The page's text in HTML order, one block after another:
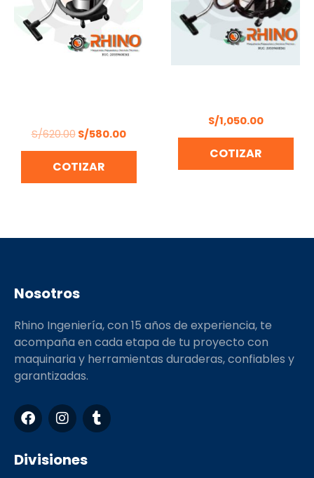
S/620.00 S/580.00
COTIZAR
S/1,050.00
COTIZAR
Nosotros
Rhino Ingeniería, con 15 años de experiencia, te
acompaña en cada etapa de tu proyecto con
maquinaria y herramientas duraderas, confiables y
garantizadas.
F
a
c
e
b
I
n
s
t
a
T
u
m
Divisiones